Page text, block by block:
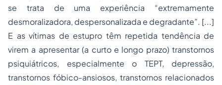
se trata de uma experiência “extremamente
desmoralizadora, despersonalizada e degradante”. [...]
E as vítimas de estupro têm repetida tendência de
virem a apresentar (a curto e longo prazo) transtornos
psiquiátricos, especialmente o TEPT, depressão,
transtornos fóbico-ansiosos, transtornos relacionados